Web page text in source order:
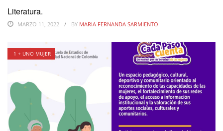
Literatura.
MARZO 11, 2022 BY MARIA FERNANDA SARMIENTO
1 + UNO MUJER